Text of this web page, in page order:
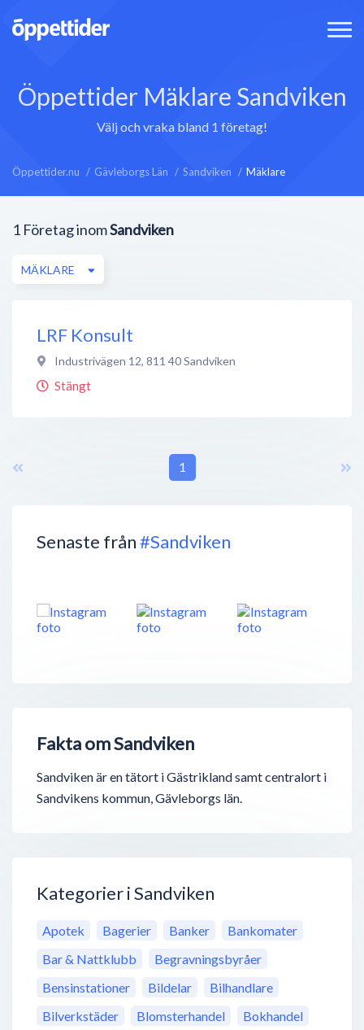
Öppettider Mäklare Sandviken
Välj och vraka bland 1 företag!
Öppettider.nu Gävleborgs Län Sandviken Mäklare
Senaste från#Sandviken
Fakta om Sandviken
Sandviken är en tätort i Gästrikland samt centralort i
Sandvikens kommun, Gävleborgs län.
Kategorier i Sandviken
Apotek Bagerier Banker
Bankomater
Bar & Nattklubb
Begravningsbyråer
Bensinstationer
Bildelar
Bilhandlare
Bilverkstäder
Blomsterhandel
Bokhandel
1 Företag inomSandviken
MÄKLARE
LRF Konsult
Industrivägen 12, 811 40Sandviken
Stängt
1